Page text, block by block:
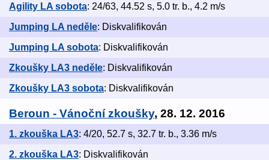
Agility LA sobota: 24/63, 44.52 s, 5.0 tr. b., 4.2 m/s
Jumping LA neděle: Diskvalifikován
Jumping LA sobota: Diskvalifikován
Zkoušky LA3 neděle: Diskvalifikován
Zkoušky LA3 sobota: Diskvalifikován
Beroun - Vánoční zkoušky, 28. 12. 2016
1. zkouška LA3: 4/20, 52.7 s, 32.7 tr. b., 3.36 m/s
2. zkouška LA3: Diskvalifikován